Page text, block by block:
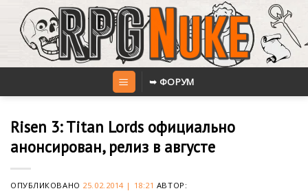
content
➥ ФОРУМ
Risen 3: Titan Lords официально
анонсирован, релиз в августе
ОПУБЛИКОВАНО 25.02.2014 | 18:21 АВТОР: